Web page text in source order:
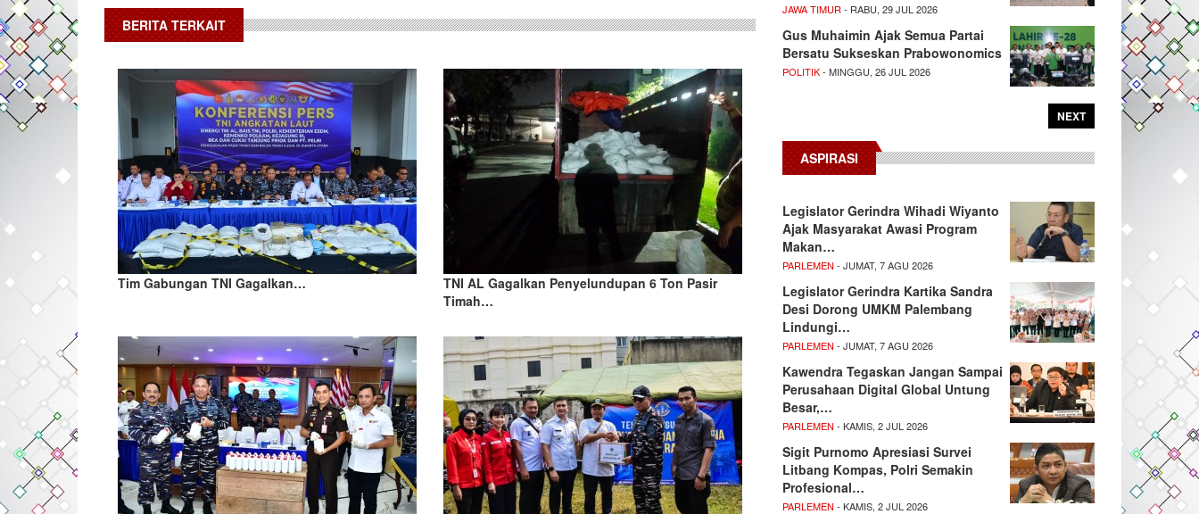
BERITA TERKAIT
Tim Gabungan TNI Gagalkan…
TNI AL Gagalkan Penyelundupan 6 Ton Pasir
Timah…
JAWA TIMUR - RABU, 29 JUL 2026
Gus Muhaimin Ajak Semua Partai
Bersatu Sukseskan Prabowonomics
POLITIK- MINGGU, 26 JUL 2026
NEXT
ASPIRASI
Legislator Gerindra Wihadi Wiyanto
Ajak Masyarakat Awasi Program
Makan…
PARLEMEN - JUMAT, 7 AGU 2026
Legislator Gerindra Kartika Sandra
Desi Dorong UMKM Palembang
Lindungi…
PARLEMEN - JUMAT, 7 AGU 2026
Kawendra Tegaskan Jangan Sampai
Perusahaan Digital Global Untung
Besar,…
PARLEMEN - KAMIS, 2 JUL 2026
Sigit Purnomo Apresiasi Survei
Litbang Kompas, Polri Semakin
Profesional…
PARLEMEN - KAMIS, 2 JUL 2026